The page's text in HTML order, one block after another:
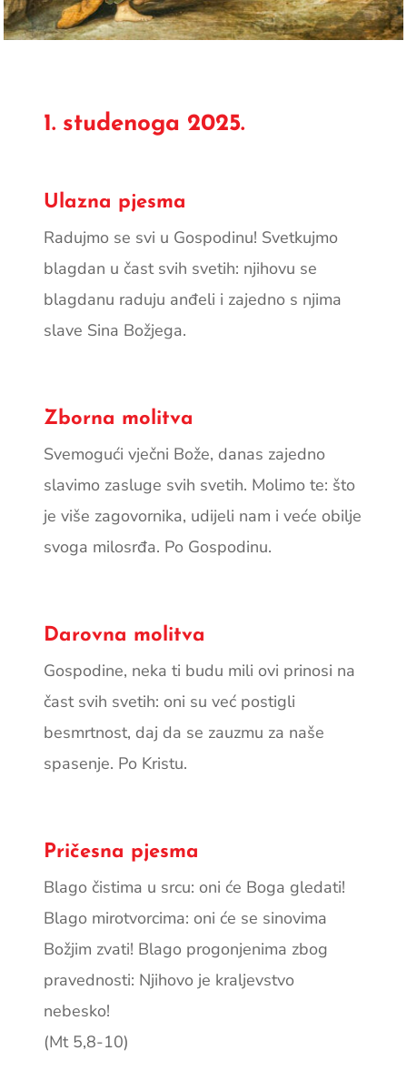
1. studenoga 2025.
Ulazna pjesma
Radujmo se svi u Gospodinu! Svetkujmo
blagdan u čast svih svetih: njihovu se
blagdanu raduju anđeli i zajedno s njima
slave Sina Božjega.
Zborna molitva
Svemogući vječni Bože, danas zajedno
slavimo zasluge svih svetih. Molimo te: što
je više zagovornika, udijeli nam i veće obilje
svoga milosrđa. Po Gospodinu.
Darovna molitva
Gospodine, neka ti budu mili ovi prinosi na
čast svih svetih: oni su već postigli
besmrtnost, daj da se zauzmu za naše
spasenje. Po Kristu.
Pričesna pjesma
Blago čistima u srcu: oni će Boga gledati!
Blago mirotvorcima: oni će se sinovima
Božjim zvati! Blago progonjenima zbog
pravednosti: Njihovo je kraljevstvo
nebesko!
(Mt 5,8-10)